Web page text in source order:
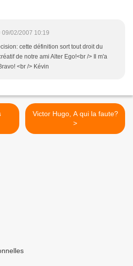
09/02/2007 10:19
cette définition sort tout droit du
de notre ami Alter Ego!<br /> Il m'a
<br /> Kévin
Victor Hugo, A qui la faute?
>